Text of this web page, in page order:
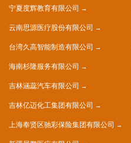
宁夏度辉教育有限公司
云南思源医疗股份有限公司
台湾久高智能制造有限公司
海南杉隆服务有限公司
吉林涵蕊汽车有限公司
吉林亿迈化工集团有限公司
上海奉贤区驰彩保险集团有限公司